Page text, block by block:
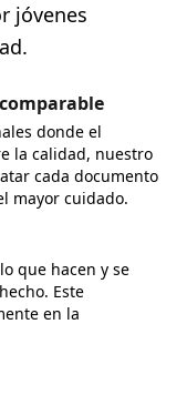
jóvenes
.
donde el
la calidad, nuestro
cada documento
mayor cuidado.
que hacen y se
Este
en la